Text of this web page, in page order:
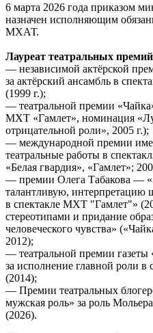
6 марта 2026 года приказом
назначен исполняющим
МХАТ.
Лауреат театральных
— независимой актёрской
за актёрский ансамбль в
(1999 г.);
— театральной премии
МХТ «Гамлет», номинация
отрицательной роли», 2005 г.);
— международной премии
театральные работы в
«Белая гвардия», «Гамлет»;
— премии Олега Табакова —
талантливую, интерпретацию
в спектакле МХТ "Гамлет"»
стереотипами и придание
человеческого чувства»
2012);
— театральной премии
за исполнение главной роли
(2014);
— Премии театральных
мужская роль» за роль
(2026).